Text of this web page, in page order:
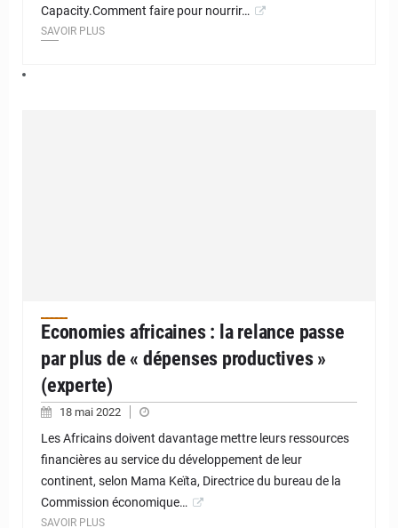
Capacity.Comment faire pour nourrir…
SAVOIR PLUS
Economies africaines : la relance passe
par plus de « dépenses productives »
(experte)
18 mai 2022
Les Africains doivent davantage mettre leurs ressources
financières au service du développement de leur
continent, selon Mama Keïta, Directrice du bureau de la
Commission économique…
SAVOIR PLUS